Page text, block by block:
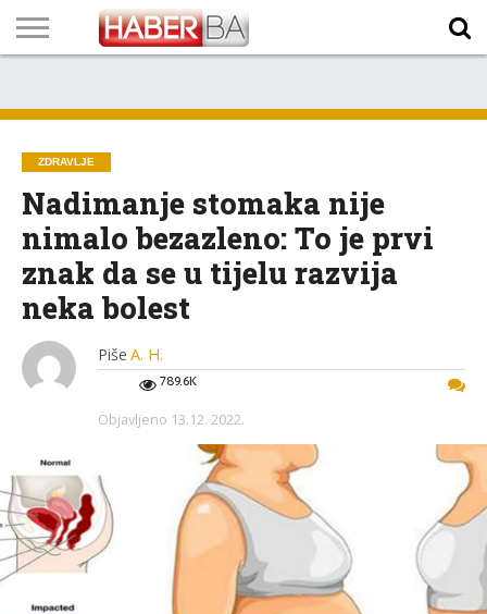
TECH
PROGRAM
PROGNOZA
PUTEVIMA
LISTA
NAMA
ZDRAVLJE
Nadimanje stomaka nije
nimalo bezazleno: To je prvi
znak da se u tijelu razvija
neka bolest
Piše A. H.
789.6K
Objavljeno 13.12. 2022.